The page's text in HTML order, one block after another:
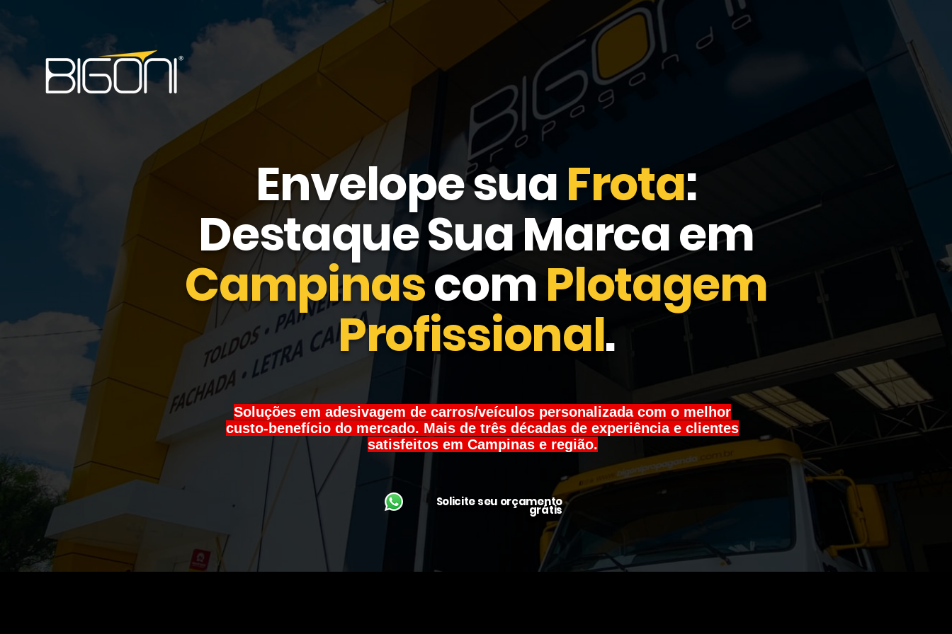
Envelope suaFrota:
Destaque Sua Marca em
CampinascomPlotagem
Profissional.
Soluções em adesivagem de carros/veículos personalizada com o melhor
custo-benefício do mercado. Mais de três décadas de experiência e clientes
satisfeitos em Campinas e região.
Solicite seu orçamento
grátis